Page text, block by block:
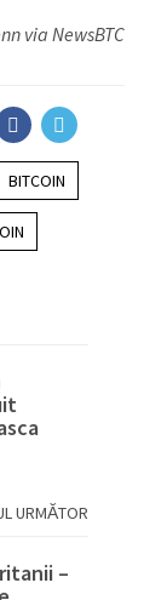
via NewsBTC
BITCOIN
URMĂTOR
–